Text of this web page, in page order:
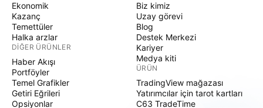
Ekonomik
Kazanç
Temettüler
Halka arzlar
DIĞER ÜRÜNLER
Haber Akışı
Portföyler
Temel Grafikler
Getiri Eğrileri
Opsiyonlar
Biz kimiz
Uzay görevi
Blog
Destek Merkezi
Kariyer
Medya kiti
ÜRÜN
TradingView mağazası
Yatırımcılar için tarot kartları
C63 TradeTime